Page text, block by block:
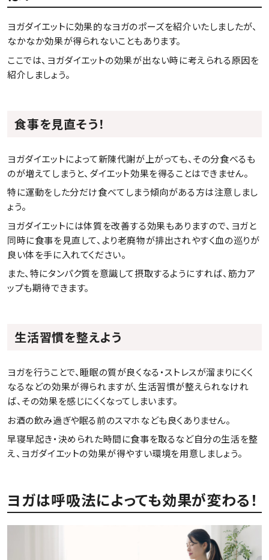
ヨガダイエットに効果的なヨガのポーズを紹介いたしましたが、
なかなか効果が得られないこともあります。
ここでは、ヨガダイエットの効果が出ない時に考えられる原因を
紹介しましょう。
食事を見直そう！
ヨガダイエットによって新陳代謝が上がっても、その分食べるも
のが増えてしまうと、ダイエット効果を得ることはできません。
特に運動をした分だけ食べてしまう傾向がある方は注意しまし
ょう。
ヨガダイエットには体質を改善する効果もありますので、ヨガと
同時に食事を見直して、より老廃物が排出されやすく血の巡りが
良い体を手に入れてください。
また、特にタンパク質を意識して摂取するようにすれば、筋力ア
ップも期待できます。
生活習慣を整えよう
ヨガを行うことで、睡眠の質が良くなる・ストレスが溜まりにくく
なるなどの効果が得られますが、生活習慣が整えられなけれ
ば、その効果を感じにくくなってしまいます。
お酒の飲み過ぎや眠る前のスマホなども良くありません。
早寝早起き・決められた時間に食事を取るなど自分の生活を整
え、ヨガダイエットの効果が得やすい環境を用意しましょう。
ヨガは呼吸法によっても効果が変わる！